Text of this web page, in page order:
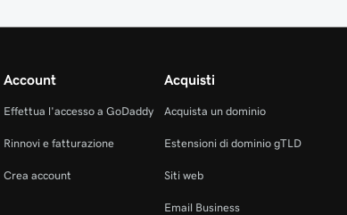
Account
Effettua l'accesso a GoDaddy
Rinnovi e fatturazione
Crea account
Acquisti
Acquista un dominio
Estensioni di dominio gTLD
Siti web
Email Business